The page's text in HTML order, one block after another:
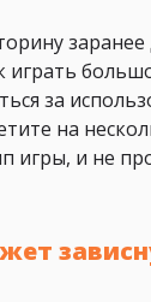
играть
за
на
игры, и не